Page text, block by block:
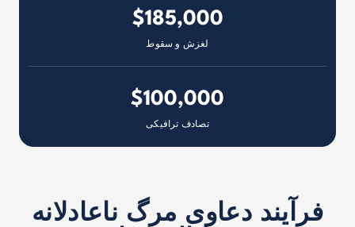
$185,000
لغزش و سقوط
$100,000
تصادف ترافیکی
فرآیند دعاوی مرگ ناعادلانه